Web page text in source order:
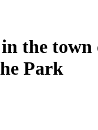
the
Park